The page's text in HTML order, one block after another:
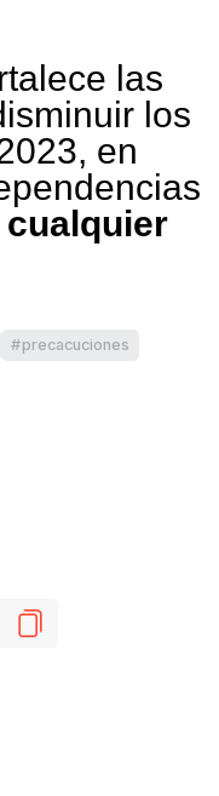
las
los
en
cualquier
precacuciones